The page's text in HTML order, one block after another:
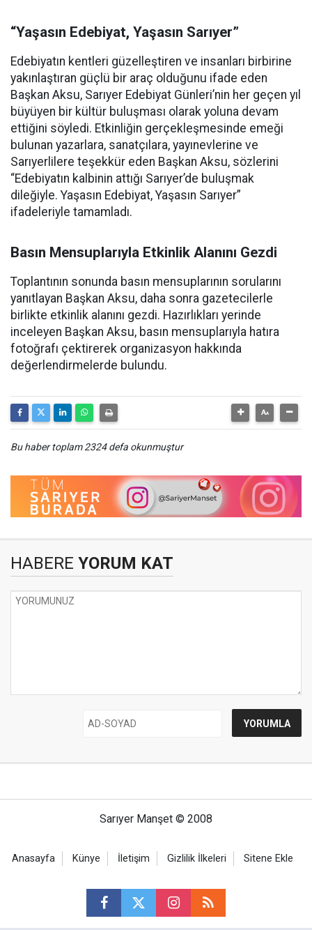
“Yaşasın Edebiyat, Yaşasın Sarıyer”
Edebiyatın kentleri güzelleştiren ve insanları birbirine
yakınlaştıran güçlü bir araç olduğunu ifade eden
Başkan Aksu, Sarıyer Edebiyat Günleri’nin her geçen yıl
büyüyen bir kültür buluşması olarak yoluna devam
ettiğini söyledi. Etkinliğin gerçekleşmesinde emeği
bulunan yazarlara, sanatçılara, yayınevlerine ve
Sarıyerlilere teşekkür eden Başkan Aksu, sözlerini
“Edebiyatın kalbinin attığı Sarıyer’de buluşmak
dileğiyle. Yaşasın Edebiyat, Yaşasın Sarıyer”
ifadeleriyle tamamladı.
Basın Mensuplarıyla Etkinlik Alanını Gezdi
Toplantının sonunda basın mensuplarının sorularını
yanıtlayan Başkan Aksu, daha sonra gazetecilerle
birlikte etkinlik alanını gezdi. Hazırlıkları yerinde
inceleyen Başkan Aksu, basın mensuplarıyla hatıra
fotoğrafı çektirerek organizasyon hakkında
değerlendirmelerde bulundu.
Bu haber toplam 2324 defa okunmuştur
HABERE YORUM KAT
Sarıyer Manşet © 2008
Anasayfa Künye İletişim Gizlilik İlkeleri Sitene Ekle